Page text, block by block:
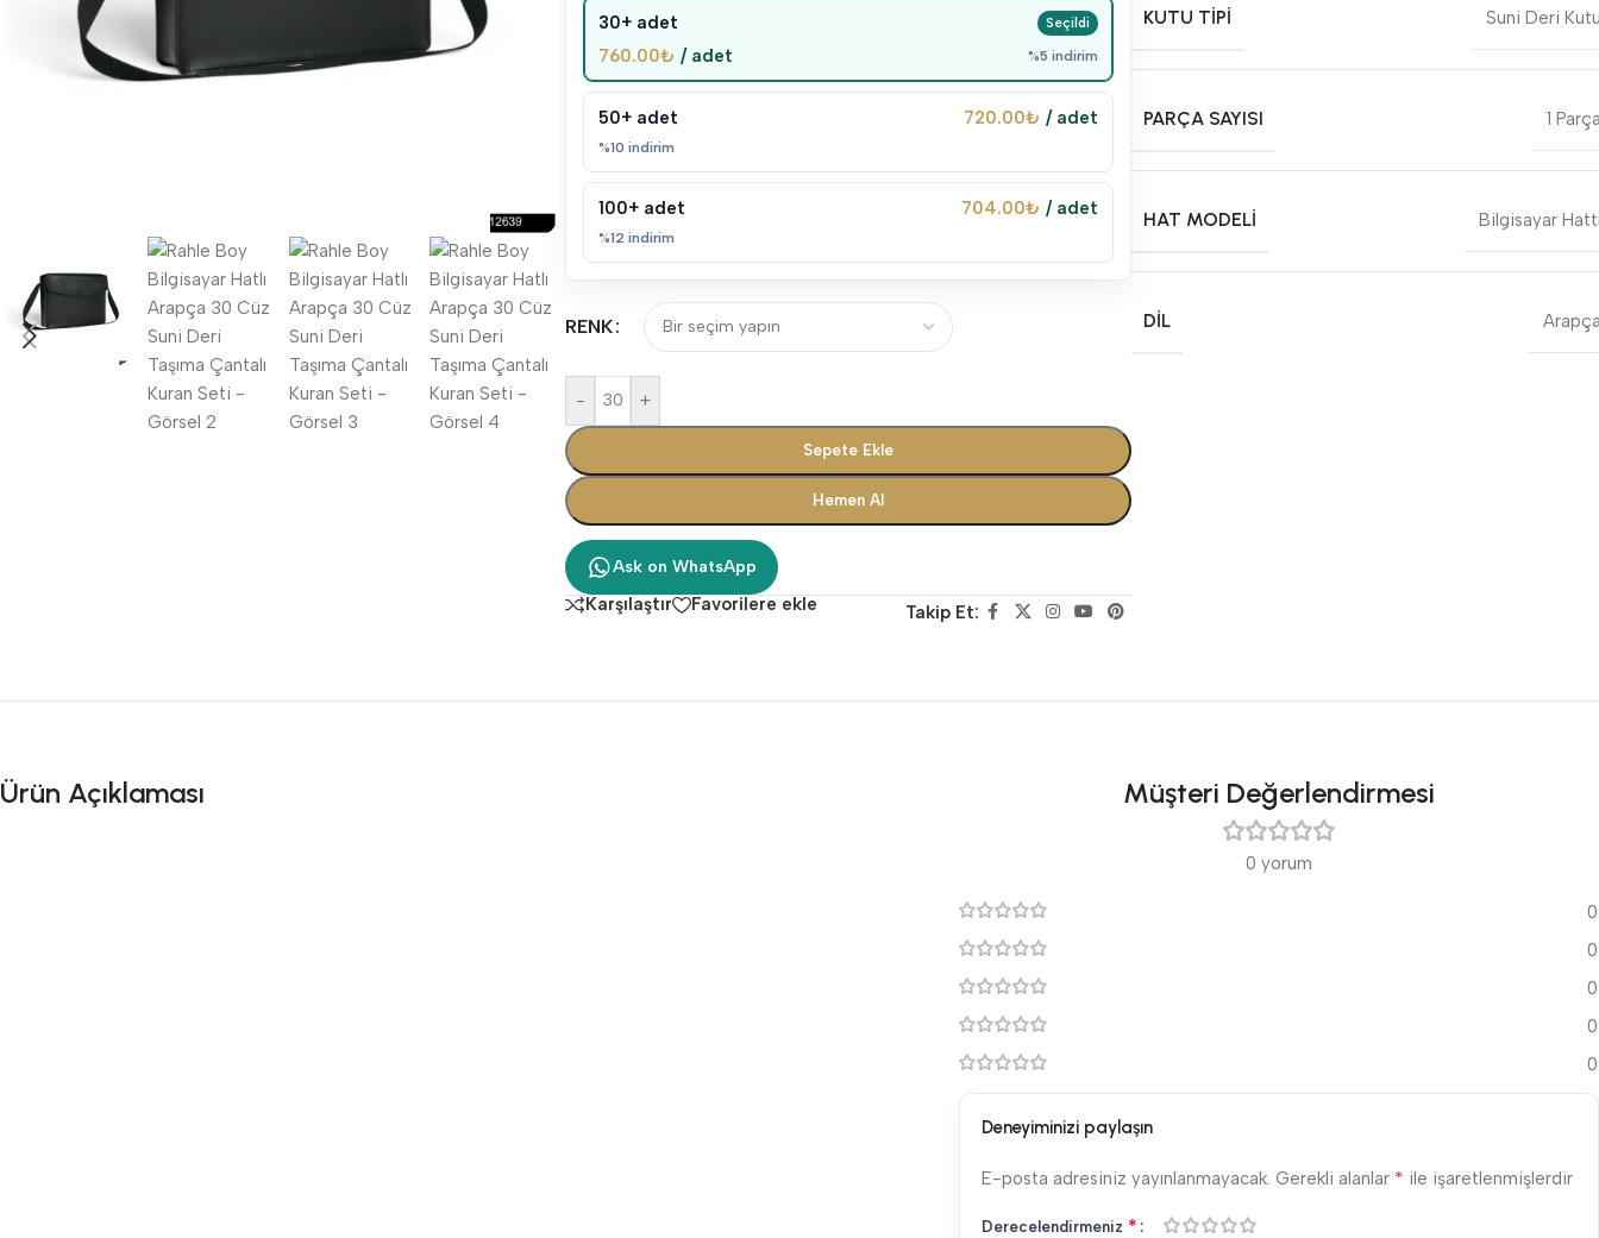
30+ adet
760.00₺ / adet %5 indirim
50+ adet 720.00₺ / adet
%10 indirim
100+ adet 704.00₺ / adet
%12 indirim
RENK
- +
Sepete Ekle
Hemen Al
Ask on WhatsApp
Karşılaştır Favorilere ekle Takip Et:
KUTU TIPI Suni Deri
PARÇA SAYISI 1
HAT MODELI Bilgisayar
DIL
Ürün Açıklaması Müşteri Değerlendirmesi
0 yorum
0
0
0
0
0
Deneyiminizi paylaşın
E-posta adresiniz yayınlanmayacak. Gerekli alanlar * ile işaretlenmişlerdir
Derecelendirmeniz *